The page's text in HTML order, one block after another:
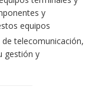
y
equipos
telecomunicación,
gestión y